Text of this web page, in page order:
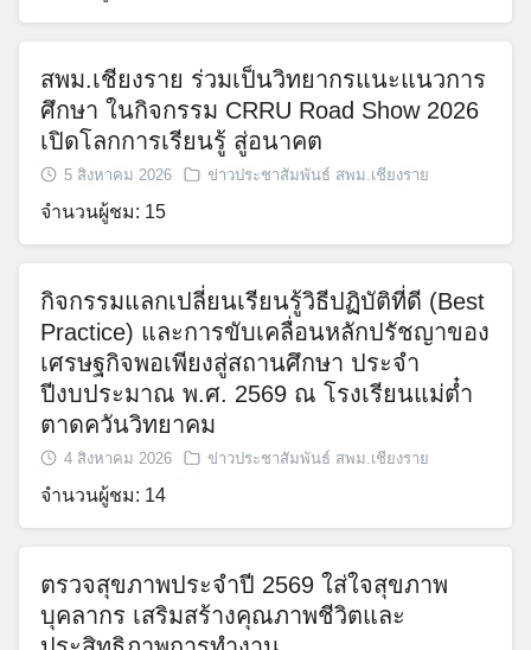
Search
for:
เข้าข้อมูล OIT+ ประจำปีงบประมาณ พ.ศ.
2569 มุ่งยกระดับความโปร่งใสในการดำเนิน
งาน
ข่าวประชาสัมพันธ์ สพม.เชียงราย
สพม.เชียงราย ร่วมเป็นวิทยากรแนะแนวการ
ศึกษา ในกิจกรรม CRRU Road Show 2026
เปิดโลกการเรียนรู้ สู่อนาคต
5 สิงหาคม 2026 ข่าวประชาสัมพันธ์ สพม.เชียงราย
จำนวนผู้ชม: 15
กิจกรรมแลกเปลี่ยนเรียนรู้วิธีปฏิบัติที่ดี (Best
Practice) และการขับเคลื่อนหลักปรัชญาของ
เศรษฐกิจพอเพียงสู่สถานศึกษา ประจำ
ปีงบประมาณ พ.ศ. 2569 ณ โรงเรียนแม่ต๋ำ
ตาดควันวิทยาคม